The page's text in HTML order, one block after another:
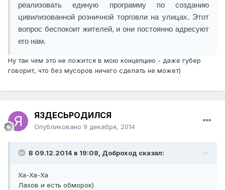
реализовать единую программу по созданию
цивилизованной розничной торговли на улицах. Этот
вопрос беспокоит жителей, и они постоянно адресуют
его нам.
Ну так чем это не ложится в мою концепцию - даже губер
говорит, что без мусоров ничего сделать не может)
ЯЗДЕСЬРОДИЛСЯ
Опубликовано 9 декабря, 2014
В 09.12.2014 в 19:08, Доброход сказал:
Ха-Ха-Ха
Лахов и есть обморок)